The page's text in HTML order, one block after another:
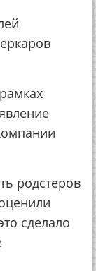
родстеров
сделало